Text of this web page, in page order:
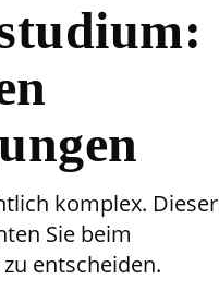
komplex. Dieser
Sie beim
entscheiden.